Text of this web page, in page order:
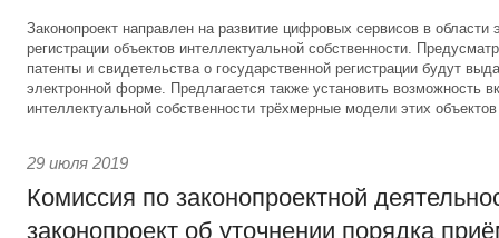
Законопроект направлен на развитие цифровых сервисов в области
регистрации объектов интеллектуальной собственности.
патенты и свидетельства о государственной регистрации будут
электронной форме. Предлагается также установить возможность
интеллектуальной собственности трёхмерные модели этих
29 июля 2019
Комиссия по законопроектной
законопроект об уточнении порядка